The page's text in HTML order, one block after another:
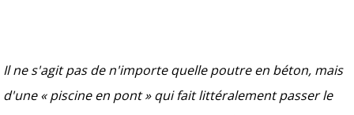
Il ne s'agit pas de n'importe quelle poutre en béton, mais
d'une « piscine en pont » qui fait littéralement passer le